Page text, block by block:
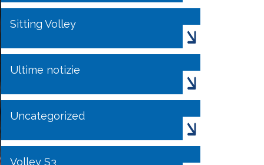
Sitting Volley
Ultime notizie
Uncategorized
Volley S3